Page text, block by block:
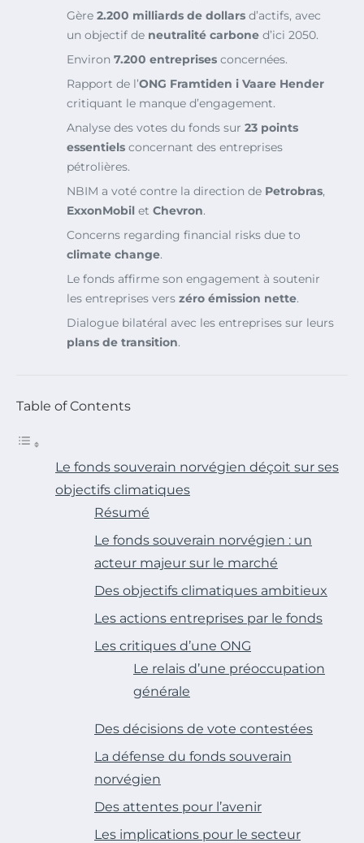
Gère 2.200 milliards de dollars d’actifs, avec
un objectif de neutralité carbone d’ici 2050.
Environ 7.200 entreprises concernées.
Rapport de l’ONG Framtiden i Vaare Hender
critiquant le manque d’engagement.
Analyse des votes du fonds sur 23 points
essentiels concernant des entreprises
pétrolières.
NBIM a voté contre la direction de Petrobras,
ExxonMobil et Chevron.
Concerns regarding financial risks due to
climate change.
Le fonds affirme son engagement à soutenir
les entreprises vers zéro émission nette.
Dialogue bilatéral avec les entreprises sur leurs
plans de transition.
Table of Contents
Le fonds souverain norvégien déçoit sur ses
objectifs climatiques
Résumé
Le fonds souverain norvégien : un
acteur majeur sur le marché
Des objectifs climatiques ambitieux
Les actions entreprises par le fonds
Les critiques d’une ONG
Le relais d’une préoccupation
générale
Des décisions de vote contestées
La défense du fonds souverain
norvégien
Des attentes pour l’avenir
Les implications pour le secteur